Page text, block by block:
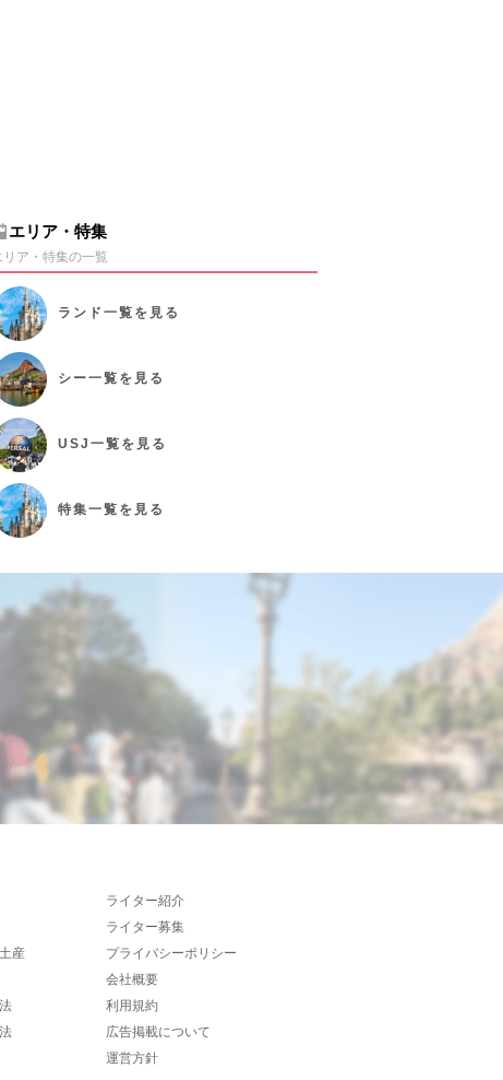
エリア・特集
リア・特集の一覧
ランド 一覧を見る
シー一覧を見る
USJ 一覧を見る
特集一覧を見る
産
ライター紹介
ライター募集
プライバシーポリシー
会社概要
利用規約
広告掲載について
運営方針